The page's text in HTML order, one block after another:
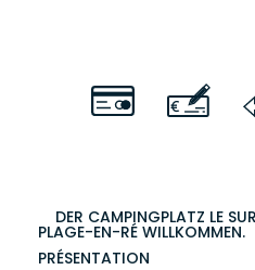
DER CAMPINGPLATZ LE
LAGE-EN-RÉ WILLKOMMEN.
PRÉSENTATION